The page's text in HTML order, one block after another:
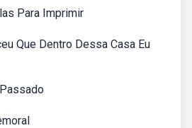
Para Imprimir
Que Dentro Dessa Casa Eu